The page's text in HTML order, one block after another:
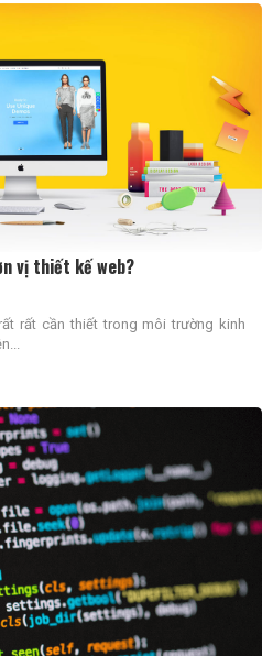
vị thiết kế web?
rất cần thiết trong môi trường kinh